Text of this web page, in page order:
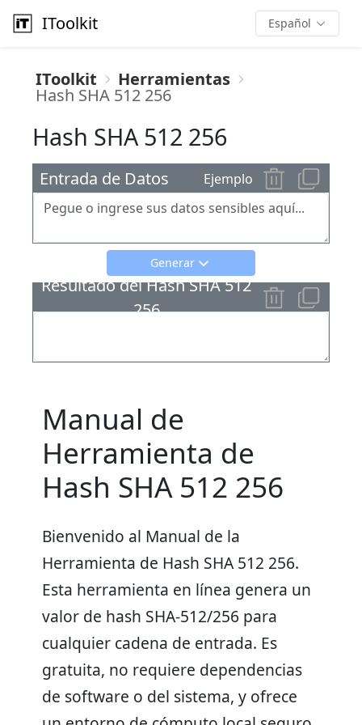
IToolkit Español
IToolkit Herramientas
Hash SHA 512 256
Hash SHA 512 256
Entrada de Datos Ejemplo
Generar
Resultado del Hash SHA 512
256
Manual de
Herramienta de
Hash SHA 512 256
Bienvenido al Manual de la
Herramienta de Hash SHA 512 256.
Esta herramienta en línea genera un
valor de hash SHA-512/256 para
cualquier cadena de entrada. Es
gratuita, no requiere dependencias
de software o del sistema, y ofrece